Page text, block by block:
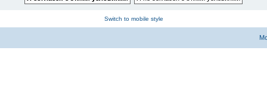
Switch to mobile style